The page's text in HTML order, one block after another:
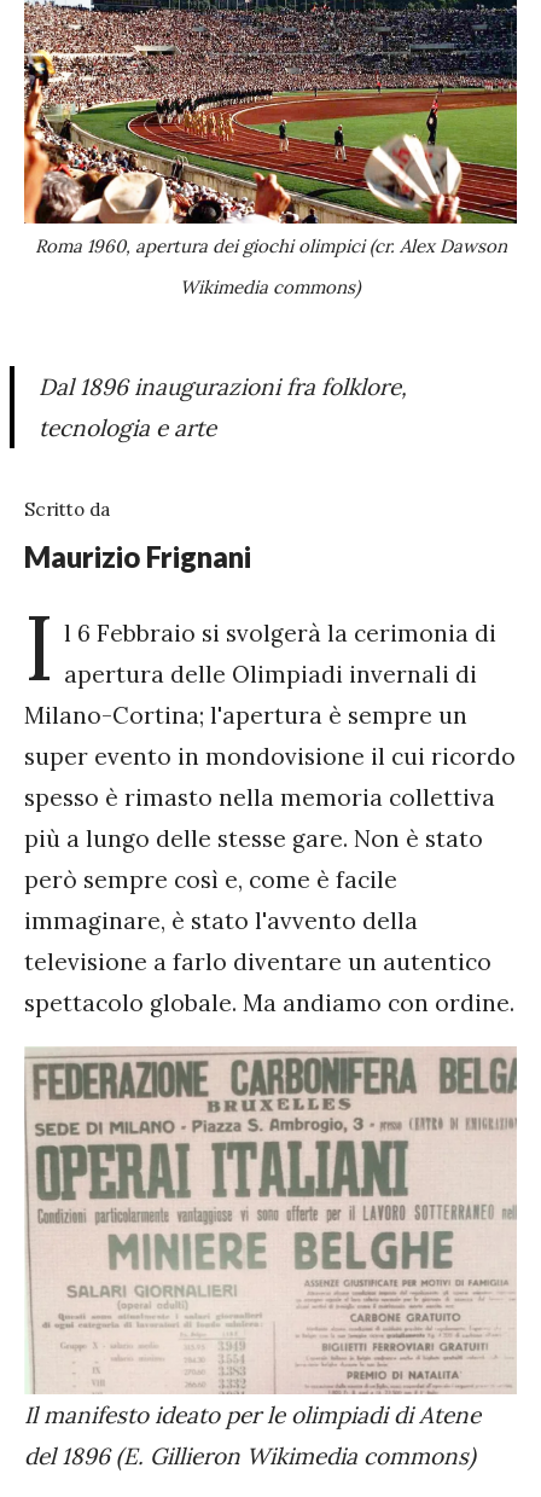
Roma 1960, apertura dei giochi olimpici (cr. Alex Dawson
Wikimedia commons)
Dal 1896 inaugurazioni fra folklore,
tecnologia e arte
Scritto da
Maurizio Frignani
I l 6 Febbraio si svolgerà la cerimonia di
apertura delle Olimpiadi invernali di
Milano-Cortina; l'apertura è sempre un
super evento in mondovisione il cui ricordo
spesso è rimasto nella memoria collettiva
più a lungo delle stesse gare. Non è stato
però sempre così e, come è facile
immaginare, è stato l'avvento della
televisione a farlo diventare un autentico
spettacolo globale. Ma andiamo con ordine.
Il manifesto ideato per le olimpiadi di Atene
del 1896 (E. Gillieron Wikimedia commons)